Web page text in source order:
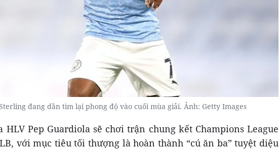
đang dần tìm lại phong độ vào cuối mùa giải. Ảnh: Getty Images
HLV Pep Guardiola sẽ chơi trận chung kết Champions League
với mục tiêu tối thượng là hoàn thành “cú ăn ba” tuyệt diệu